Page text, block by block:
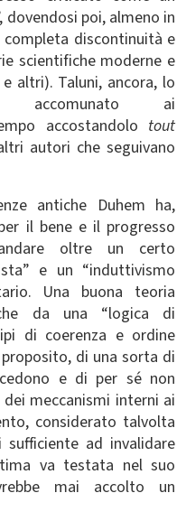
dovendosi poi, almeno in
discontinuità e
scientifiche moderne e
altri). Taluni, ancora, lo
accomunato ai
accostandolo tout
autori che seguivano
antiche Duhem ha,
il bene e il progresso
oltre un certo
e un “induttivismo
Una buona teoria
da una “logica di
di coerenza e ordine
di una sorta di
e di per sé non
meccanismi interni ai
considerato talvolta
ad invalidare
va testata nel suo
mai accolto un